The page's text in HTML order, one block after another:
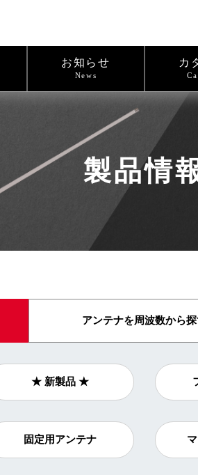
お知らせ
News
カ
製品情
アンテナを周波数から
★ 新製品 ★
固定用アンテナ